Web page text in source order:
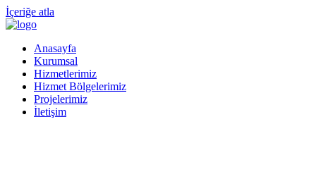
İçeriğe atla
Anasayfa
Kurumsal
Hizmetlerimiz
Hizmet Bölgelerimiz
Projelerimiz
İletişim